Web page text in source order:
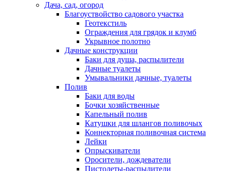
Дача, сад, огород
Благоуствойство садового участка
Геотекстиль
Ограждения для грядок и клумб
Укрывное полотно
Дачные конструкции
Баки для душа, распылители
Дачные туалеты
Умывальники дачные, туалеты
Полив
Баки для воды
Бочки хозяйственные
Капельный полив
Катушки для шлангов поливочых
Коннекторная поливочная система
Лейки
Опрыскиватели
Оросители, дождеватели
Пистолеты-распылители